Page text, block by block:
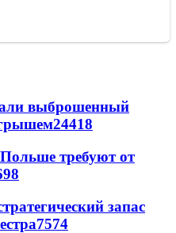
выброшенный
24418
требуют от
запас
7574